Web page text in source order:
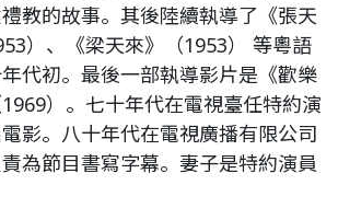
教的故事。其後陸續執導了《張天
）、《梁天來》（1953） 等粵語
代初。最後一部執導影片是《歡樂
）。七十年代在電視臺任特約演
影。八十年代在電視廣播有限公司
為節目書寫字幕。妻子是特約演員